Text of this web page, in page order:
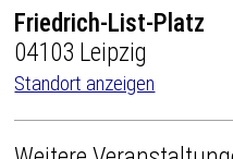
Friedrich-List-Platz
04103 Leipzig
Standort anzeigen